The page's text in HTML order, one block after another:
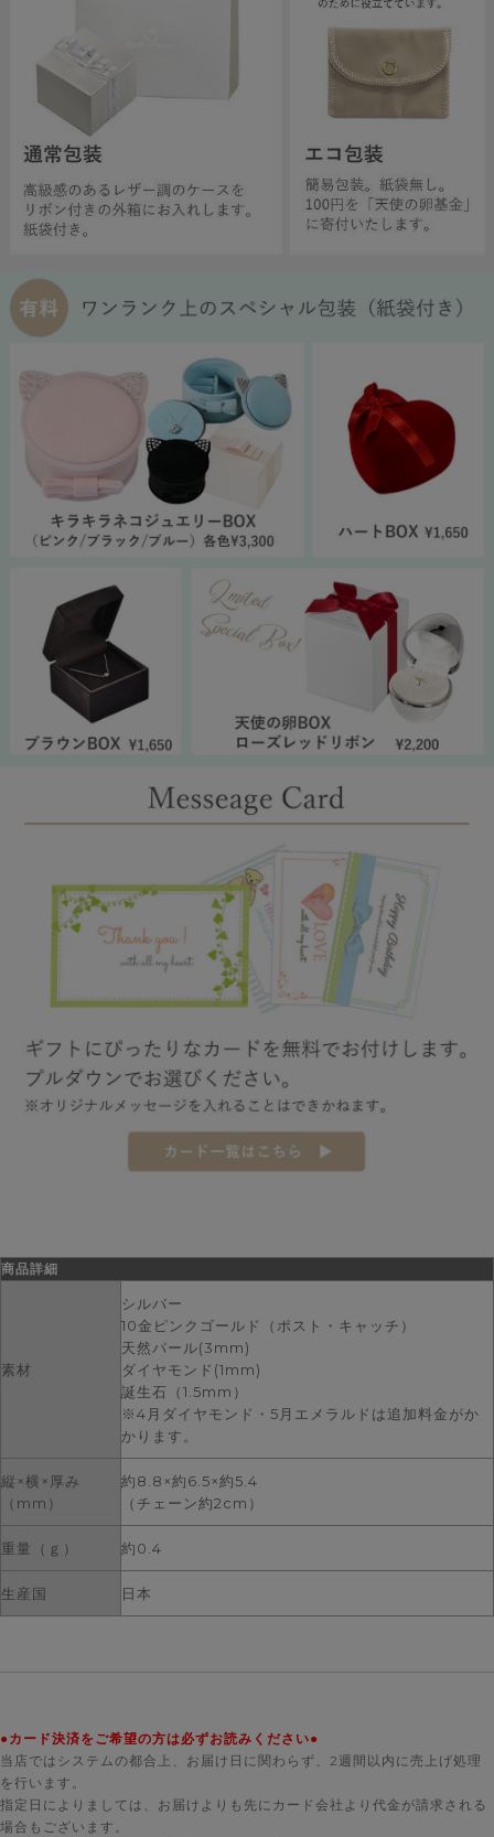
商品詳細
素材
シルバー
10金ピンクゴールド（ポスト・キャッチ）
天然パール(3mm)
ダイヤモンド(1mm)
誕生石（1.5mm）
※4月ダイヤモンド・5月エメラルドは追加料金がか
かります。
縦×横×厚み
（mm）
約8.8×約6.5×約5.4
（チェーン約2cm）
重量（ｇ） 約0.4
生産国 日本
●カード決済をご希望の方は必ずお読みください●
当店ではシステムの都合上、お届け日に関わらず、2週間以内に売上げ処理
を行います。
指定日によりましては、お届けよりも先にカード会社より代金が請求される
場合もございます。